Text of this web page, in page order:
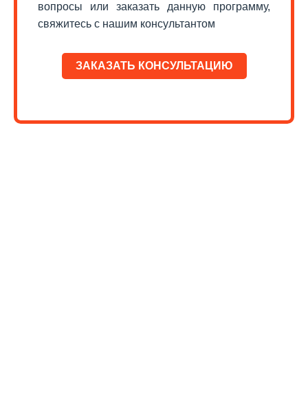
вопросы или заказать данную программу,
свяжитесь с нашим консультантом
ЗАКАЗАТЬ КОНСУЛЬТАЦИЮ